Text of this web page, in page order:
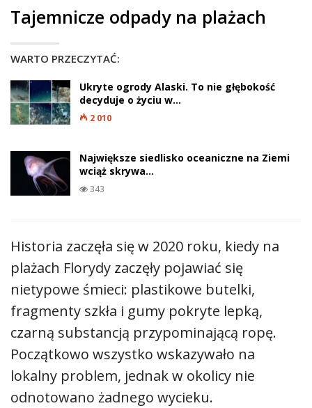
Tajemnicze odpady na plażach
WARTO PRZECZYTAĆ:
Ukryte ogrody Alaski. To nie głębokość
decyduje o życiu w…
2 010
Największe siedlisko oceaniczne na Ziemi
wciąż skrywa…
343
Historia zaczęła się w 2020 roku, kiedy na
plażach Florydy zaczęły pojawiać się
nietypowe śmieci: plastikowe butelki,
fragmenty szkła i gumy pokryte lepką,
czarną substancją przypominającą ropę.
Początkowo wszystko wskazywało na
lokalny problem, jednak w okolicy nie
odnotowano żadnego wycieku.